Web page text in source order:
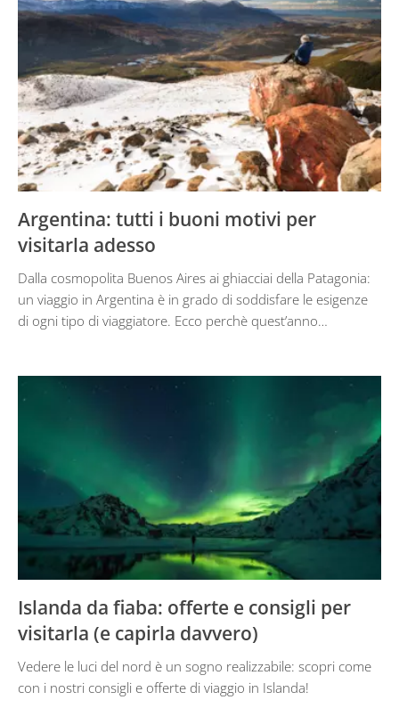
Argentina: tutti i buoni motivi per
visitarla adesso
Dalla cosmopolita Buenos Aires ai ghiacciai della Patagonia:
un viaggio in Argentina è in grado di soddisfare le esigenze
di ogni tipo di viaggiatore. Ecco perchè quest’anno…
Islanda da fiaba: offerte e consigli per
visitarla (e capirla davvero)
Vedere le luci del nord è un sogno realizzabile: scopri come
con i nostri consigli e offerte di viaggio in Islanda!